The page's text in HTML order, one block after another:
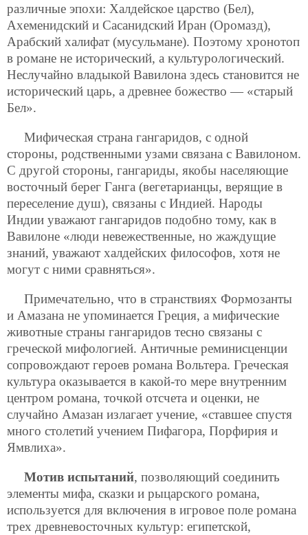
различные эпохи: Халдейское царство (Бел),
Ахеменидский и Сасанидский Иран (Оромазд),
Арабский халифат (мусульмане). Поэтому хронотоп
в романе не исторический, а культурологический.
Неслучайно владыкой Вавилона здесь становится не
исторический царь, а древнее божество — «старый
Бел».
Мифическая страна гангаридов, с одной
стороны, родственными узами связана с Вавилоном.
С другой стороны, гангариды, якобы населяющие
восточный берег Ганга (вегетарианцы, верящие в
переселение душ), связаны с Индией. Народы
Индии уважают гангаридов подобно тому, как в
Вавилоне «люди невежественные, но жаждущие
знаний, уважают халдейских философов, хотя не
могут с ними сравняться».
Примечательно, что в странствиях Формозанты
и Амазана не упоминается Греция, а мифические
животные страны гангаридов тесно связаны с
греческой мифологией. Античные реминисценции
сопровождают героев романа Вольтера. Греческая
культура оказывается в какой-то мере внутренним
центром романа, точкой отсчета и оценки, не
случайно Амазан излагает учение, «ставшее спустя
много столетий учением Пифагора, Порфирия и
Ямвлиха».
Мотив испытаний, позволяющий соединить
элементы мифа, сказки и рыцарского романа,
используется для включения в игровое поле романа
трех древневосточных культур: египетской,